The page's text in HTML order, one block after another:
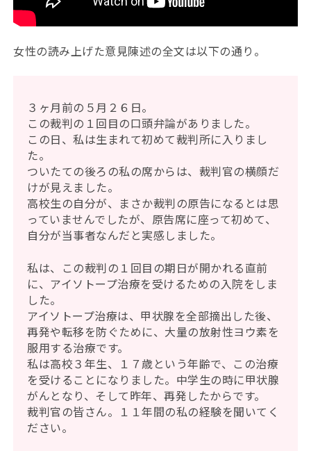
女性の読み上げた意見陳述の全文は以下の通り。
３ヶ月前の５月２６日。
この裁判の１回目の口頭弁論がありました。
この日、私は生まれて初めて裁判所に入りまし
た。
ついたての後ろの私の席からは、裁判官の横顔だ
けが見えました。
高校生の自分が、まさか裁判の原告になるとは思
っていませんでしたが、原告席に座って初めて、
自分が当事者なんだと実感しました。
私は、この裁判の１回目の期日が開かれる直前
に、アイソトープ治療を受けるための入院をしま
した。
アイソトープ治療は、甲状腺を全部摘出した後、
再発や転移を防ぐために、大量の放射性ヨウ素を
服用する治療です。
私は高校３年生、１７歳という年齢で、この治療
を受けることになりました。中学生の時に甲状腺
がんとなり、そして昨年、再発したからです。
裁判官の皆さん。１１年間の私の経験を聞いてく
ださい。